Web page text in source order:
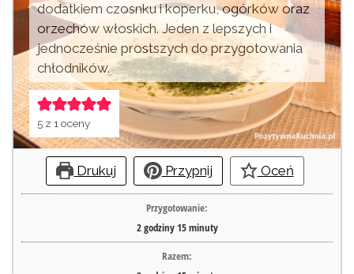
dodatkiem czosnku i koperku, ogórków oraz
orzechów włoskich. Jeden z lepszych i
jednocześnie prostszych do przygotowania
chłodników.
5 z 1 oceny
Drukuj Przypnij Oceń
Przygotowanie:
2godziny15minuty
Razem: